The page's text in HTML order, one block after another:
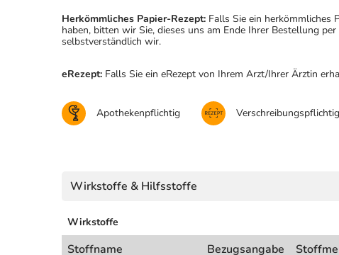
Herkömmliches Papier-Rezept: Falls Sie ein herkömmliches
haben, bitten wir Sie, dieses uns am Ende Ihrer Bestellung
selbstverständlich wir.
eRezept: Falls Sie ein eRezept von Ihrem Arzt/Ihrer Ärztin
Apothekenpflichtig Verschreibungspflichtig
Wirkstoffe & Hilfsstoffe
Wirkstoffe
Stoffname Bezugsangabe